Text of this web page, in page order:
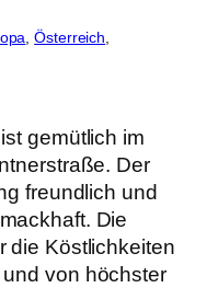
, Österreich
gemütlich im
Der
freundlich und
Die
die Köstlichkeiten
von höchster